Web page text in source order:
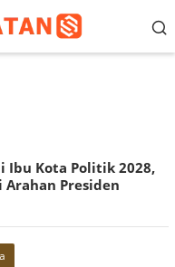
Ibu Kota Politik 2028,
Arahan Presiden